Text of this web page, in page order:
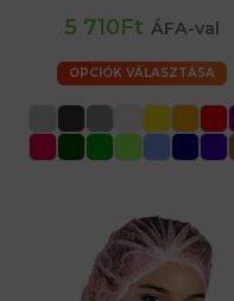
5 710Ft ÁFA-val
OPCIÓK VÁLASZTÁSA